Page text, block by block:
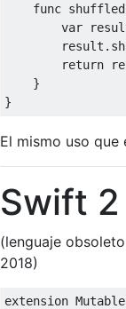
func shuffled
var
        result
.
return
}
}
El mismo uso
Swift 2
(lenguaje
2018)
extension